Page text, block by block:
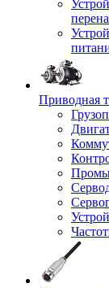
Приводная